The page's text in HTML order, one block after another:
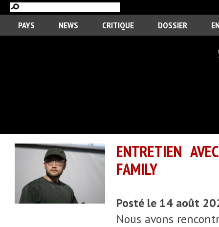
PAYS NEWS CRITIQUE DOSSIER
ENTRETIEN
FAMILY
Posté le 14 août
Nous avons